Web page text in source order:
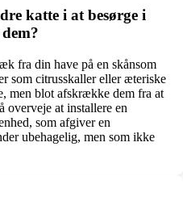
katte i at besørge i
fra din have på en skånsom
som citrusskaller eller æteriske
men blot afskrække dem fra at
overveje at installere en
som afgiver en
ubehagelig, men som ikke